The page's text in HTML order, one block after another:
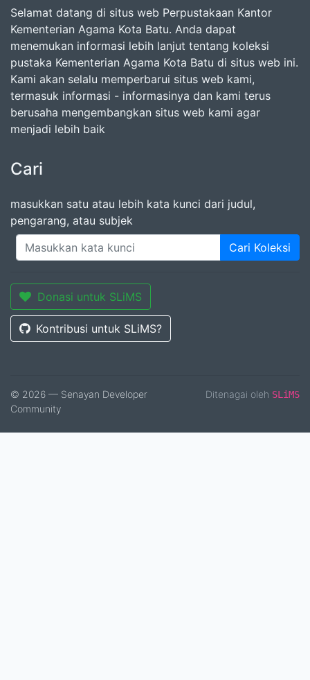
Selamat datang di situs web Perpustakaan Kantor
Kementerian Agama Kota Batu. Anda dapat
menemukan informasi lebih lanjut tentang koleksi
pustaka Kementerian Agama Kota Batu di situs web ini.
Kami akan selalu memperbarui situs web kami,
termasuk informasi - informasinya dan kami terus
berusaha mengembangkan situs web kami agar
menjadi lebih baik
Cari
masukkan satu atau lebih kata kunci dari judul,
pengarang, atau subjek
Cari Koleksi
Donasi untuk SLiMS
Kontribusi untuk SLiMS?
© 2026 — Senayan Developer
Community
Ditenagai oleh SLiMS